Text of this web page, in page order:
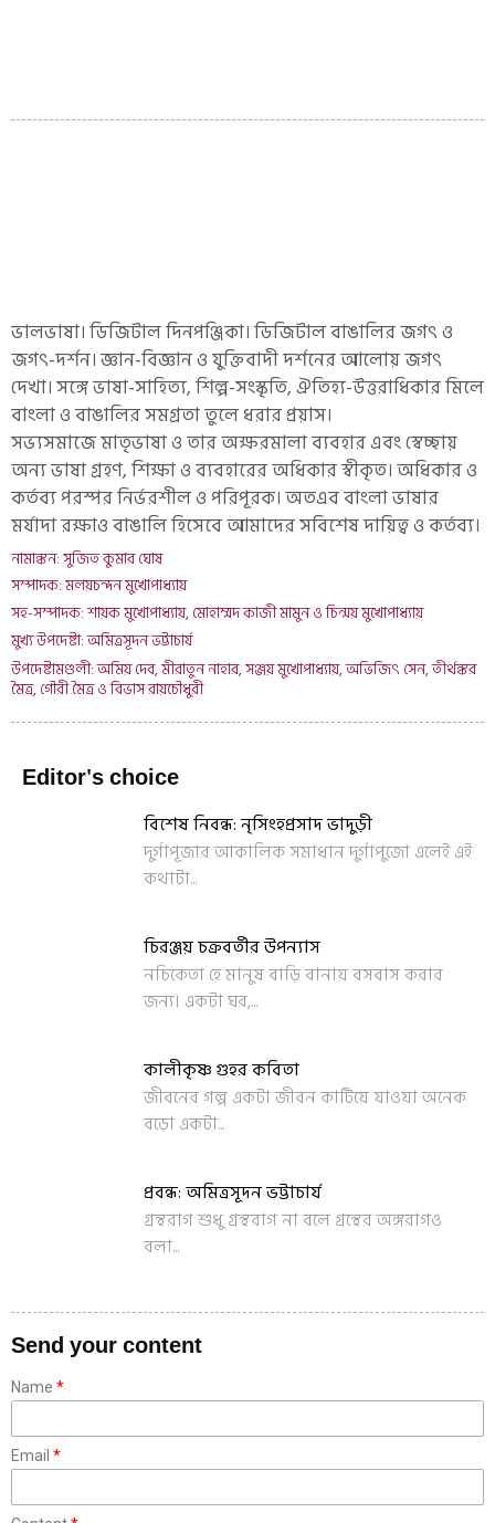
ভালভাষা। ডিজিটাল দিনপঞ্জিকা। ডিজিটাল বাঙালির জগৎ ও
জগৎ-দর্শন। জ্ঞান-বিজ্ঞান ও যুক্তিবাদী দর্শনের আলোয় জগৎ
দেখা। সঙ্গে ভাষা-সাহিত্য, শিল্প-সংস্কৃতি, ঐতিহ্য-উত্তরাধিকার মিলে
বাংলা ও বাঙালির সমগ্রতা তুলে ধরার প্রয়াস।
সভ্যসমাজে মাতৃভাষা ও তার অক্ষরমালা ব্যবহার এবং স্বেচ্ছায়
অন্য ভাষা গ্রহণ, শিক্ষা ও ব্যবহারের অধিকার স্বীকৃত। অধিকার ও
কর্তব্য পরস্পর নির্ভরশীল ও পরিপূরক। অতএব বাংলা ভাষার
মর্যাদা রক্ষাও বাঙালি হিসেবে আমাদের সবিশেষ দায়িত্ব ও কর্তব্য।
নামাঙ্কন: সুজিত কুমার ঘোষ
সম্পাদক: মলয়চন্দন মুখোপাধ্যায়
সহ-সম্পাদক: শায়ক মুখোপাধ্যায়, মোহাম্মদ কাজী মামুন ও চিন্ময় মুখোপাধ্যায়
মুখ্য উপদেষ্টা: অমিত্রসূদন ভট্টাচার্য
উপদেষ্টামণ্ডলী: অমিয় দেব, মীরাতুন নাহার, সঞ্জয় মুখোপাধ্যায়, অভিজিৎ সেন, তীর্থঙ্কর
মৈত্র, গৌরী মৈত্র ও বিভাস রায়চৌধুরী
Editor's choice
বিশেষ নিবন্ধ: নৃসিংহপ্রসাদ ভাদুড়ী
দুর্গাপূজার আকালিক সমাধান দুর্গাপুজো এলেই এই
কথাটা...
চিরঞ্জয় চক্রবর্তীর উপন্যাস
নচিকেতা হে মানুষ বাড়ি বানায় বসবাস করার
জন্য। একটা ঘর,...
কালীকৃষ্ণ গুহর কবিতা
জীবনের গল্প একটা জীবন কাটিয়ে যাওয়া অনেক
বড়ো একটা...
প্রবন্ধ: অমিত্রসূদন ভট্টাচার্য
গ্রন্থরাগ শুধু গ্রন্থরাগ না বলে গ্রন্থের অঙ্গরাগও
বলা...
Send your content
Name
Email